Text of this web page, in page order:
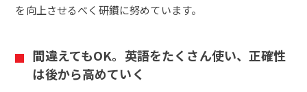
を向上させるべく研鑽に努めています。
間違えてもOK。英語をたくさん使い、正確性
は後から高めていく